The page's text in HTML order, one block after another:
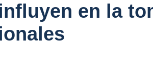
en la